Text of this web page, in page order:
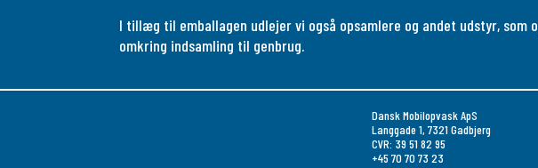
I tillæg til emballagen udlejer vi også opsamlere og andet udstyr, som
omkring indsamling til genbrug.
Dansk Mobilopvask ApS
Langgade 1, 7321 Gadbjerg
CVR: 39 51 82 95
+45 70 70 73 23